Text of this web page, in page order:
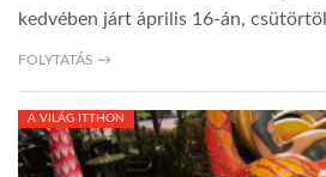
kedvében járt április 16-án,
FOLYTATÁS →
A VILÁG ITTHON